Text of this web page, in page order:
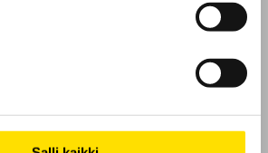
GDPR